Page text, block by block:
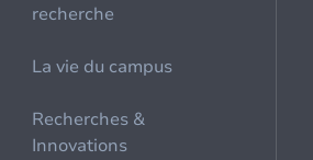
recherche
La vie du campus
Recherches &
Innovations